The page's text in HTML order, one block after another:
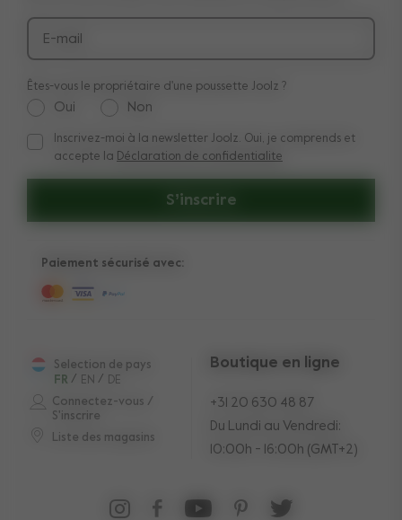
E-mail
S’inscrire
Êtes-vous le propriétaire d'une poussette Joolz ?
Oui Non
Inscrivez-moi à la newsletter Joolz. Oui, je comprends et
Inscrivez-moi à la newsletter Joolz. Oui, je comprends et
accepte la Déclaration de confidentialite
Connectez-vous /
S'inscrire
Liste des magasins
Selection de pays
EN
/
FR / DE
Boutique en ligne
+31 20 630 48 87
Du Lundi au Vendredi:
10:00h - 16:00h (GMT+2)
Paiement sécurisé avec: